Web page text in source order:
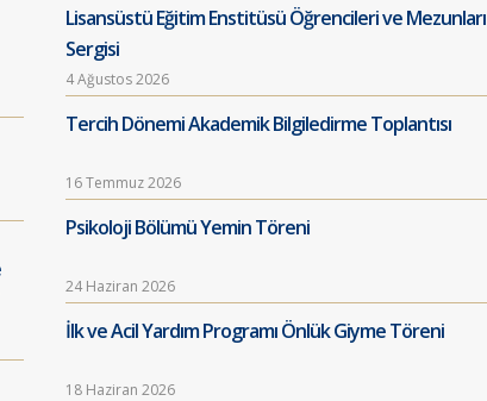
Lisansüstü Eğitim Enstitüsü Öğrencileri ve Mezunları
Sergisi
4 Ağustos 2026
Tercih Dönemi Akademik Bilgiledirme Toplantısı
16 Temmuz 2026
Psikoloji Bölümü Yemin Töreni
24 Haziran 2026
İlk ve Acil Yardım Programı Önlük Giyme Töreni
18 Haziran 2026